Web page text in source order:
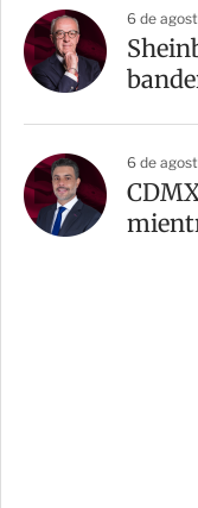
6 de
6 de